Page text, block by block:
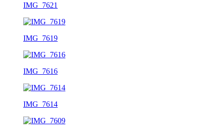
IMG_7621
IMG_7619
IMG_7616
IMG_7614